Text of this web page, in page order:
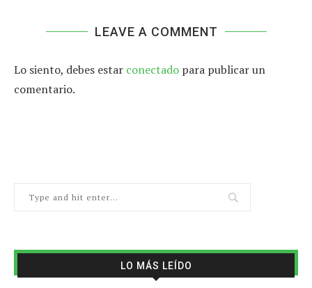
LEAVE A COMMENT
Lo siento, debes estar conectado para publicar un
comentario.
LO MÁS LEÍDO